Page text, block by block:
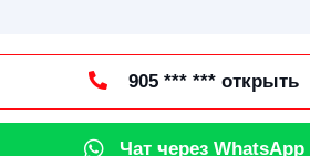
905 *** *** открыть
Чат через WhatsApp